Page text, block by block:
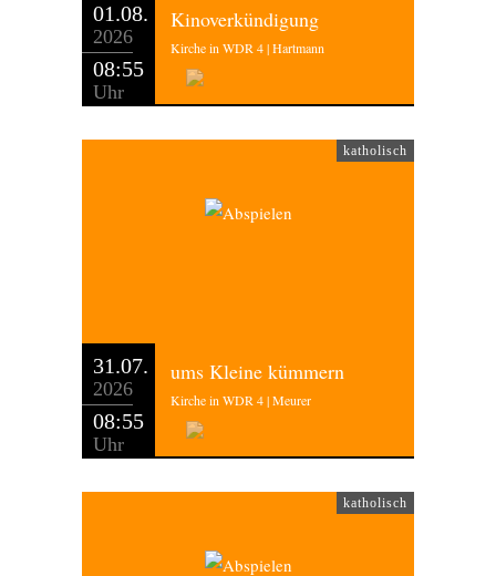
01.08.
2026
08:55
Uhr
Kinoverkündigung
Kirche in WDR 4 | Hartmann
katholisch
31.07.
2026
08:55
Uhr
ums Kleine kümmern
Kirche in WDR 4 | Meurer
katholisch